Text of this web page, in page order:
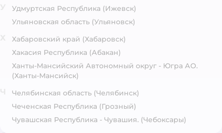
Удмуртская Республика (Ижевск)
Ульяновская область (Ульяновск)
Хабаровский край (Хабаровск)
Хакасия Республика (Абакан)
Ханты-Мансийский Автономный округ - Югра АО.
(Ханты-Мансийск)
Челябинская область (Челябинск)
Чеченская Республика (Грозный)
Чувашская Республика - Чувашия. (Чебоксары)